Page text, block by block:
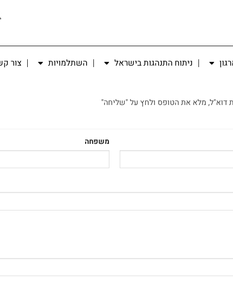
ניתוח התנהגות בישראל השתלמויות צור
דוא"ל, מלא את הטופס ולחץ על "שליחה"
משפחה